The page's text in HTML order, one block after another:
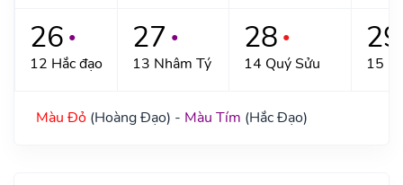
26 ●
12 Hắc đạo
27 ●
13 Nhâm Tý
28 ●
14 Quý Sửu
29
15
Màu Đỏ (Hoàng Đạo) - Màu Tím (Hắc Đạo)